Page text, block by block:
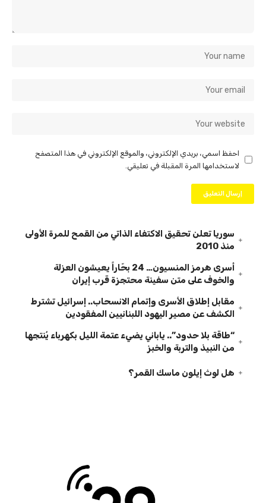
احفظ اسمي، بريدي الإلكتروني، والموقع الإلكتروني في هذا المتصفح
لاستخدامها المرة المقبلة في تعليقي.
سوريا تعلن تحقيق الاكتفاء الذاتي من القمح للمرة الأولى
منذ 2010
أسرى هرمز المنسيون… 24 بحّاراً يعيشون العزلة
والخوف على متن سفينة محتجزة قرب إيران
مقابل إطلاق الأسرى وإتمام الانسحاب.. إسرائيل تشترط
الكشف عن مصير اليهود اللبنانيين المفقودين
“طاقة بلا حدود”.. ياباني يضيء عتمة الليل بكهرباء يُنتجها
من النبيذ والتربة والخبز
هل لوث إيلون ماسك القمر؟